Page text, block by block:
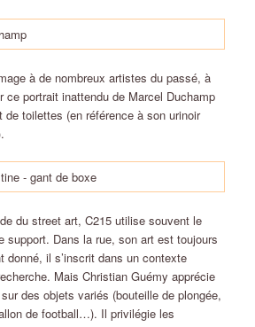
à de nombreux artistes du passé, à
ce portrait inattendu de Marcel Duchamp
de toilettes (en référence à son urinoir
du street art, C215 utilise souvent le
support. Dans la rue, son art est toujours
donné, il s’inscrit dans un contexte
Mais Christian Guémy apprécie
des objets variés (bouteille de plongée,
de football…). Il privilégie les